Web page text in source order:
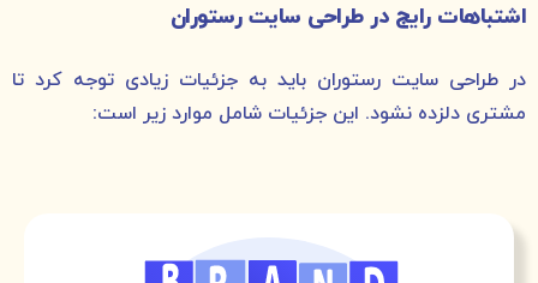
اشتباهات رایج در طراحی سایت رستوران
در طراحی سایت رستوران باید به جزئیات زیادی توجه کرد تا
مشتری دلزده نشود. این جزئیات شامل موارد زیر است: